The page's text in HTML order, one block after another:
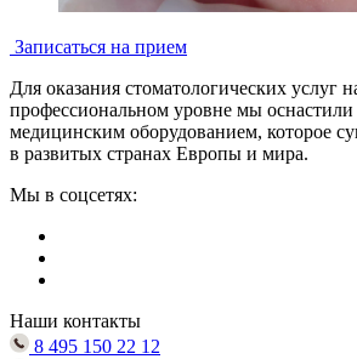
Записаться на прием
Для оказания стоматологических услуг
профессиональном уровне мы
медицинским оборудованием, которое
в развитых странах Европы и мира.
Мы в соцсетях:
Наши контакты
8 495 150 22 12